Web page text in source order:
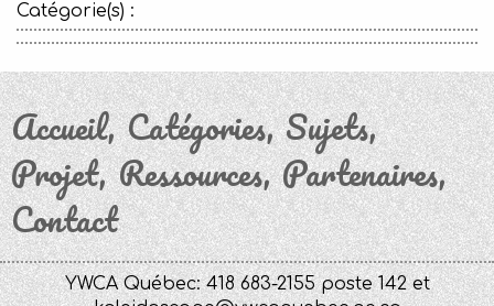
Catégorie(s) :
Accueil Catégories Sujets
Projet Ressources Partenaires
Contact
YWCA Québec: 418 683-2155 poste 142 et